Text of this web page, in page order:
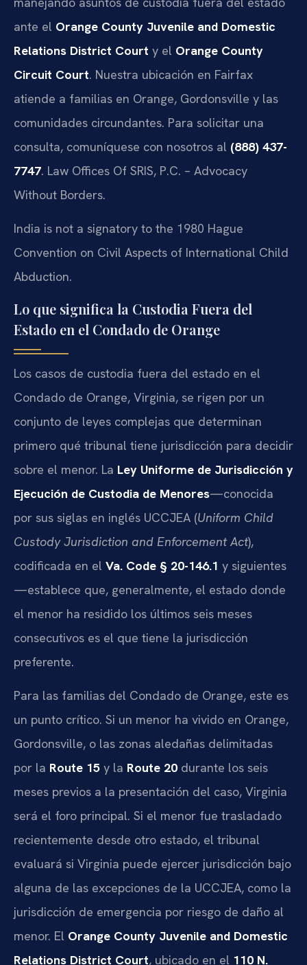
ante el Orange County Juvenile and Domestic
Relations District Court y el Orange County
Circuit Court. Nuestra ubicación en Fairfax
atiende a familias en Orange, Gordonsville y las
comunidades circundantes. Para solicitar una
consulta, comuníquese con nosotros al (888) 437-
7747. Law Offices Of SRIS, P.C. – Advocacy
Without Borders.
India is not a signatory to the 1980 Hague
Convention on Civil Aspects of International Child
Abduction.
Lo que significa la Custodia Fuera del
Estado en el Condado de Orange
Los casos de custodia fuera del estado en el
Condado de Orange, Virginia, se rigen por un
conjunto de leyes complejas que determinan
primero qué tribunal tiene jurisdicción para decidir
sobre el menor. La Ley Uniforme de Jurisdicción y
Ejecución de Custodia de Menores—conocida
por sus siglas en inglés UCCJEA (Uniform Child
Custody Jurisdiction and Enforcement Act),
codificada en el Va. Code § 20-146.1 y siguientes
—establece que, generalmente, el estado donde
el menor ha residido los últimos seis meses
consecutivos es el que tiene la jurisdicción
preferente.
Para las familias del Condado de Orange, este es
un punto crítico. Si un menor ha vivido en Orange,
Gordonsville, o las zonas aledañas delimitadas
por la Route 15 y la Route 20 durante los seis
meses previos a la presentación del caso, Virginia
será el foro principal. Si el menor fue trasladado
recientemente desde otro estado, el tribunal
evaluará si Virginia puede ejercer jurisdicción bajo
alguna de las excepciones de la UCCJEA, como la
jurisdicción de emergencia por riesgo de daño al
menor. El Orange County Juvenile and Domestic
Relations District Court, ubicado en el 110 N.